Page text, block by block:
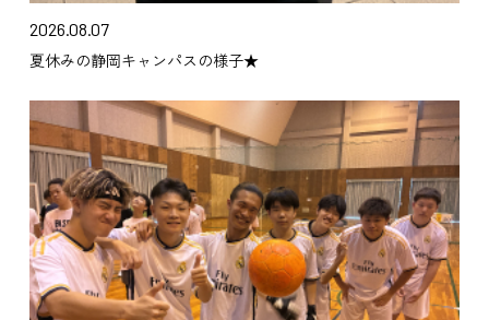
2026.08.07
夏休みの静岡キャンパスの様子★